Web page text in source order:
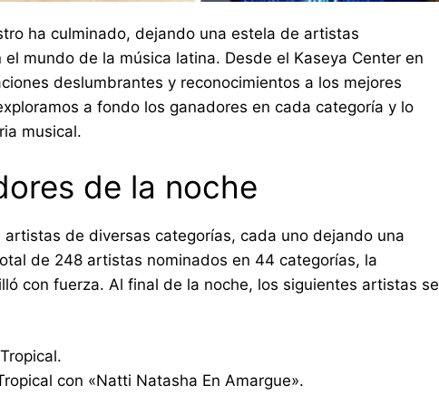
ha culminado, dejando una estela de artistas
mundo de la música latina. Desde el Kaseya Center en
deslumbrantes y reconocimientos a los mejores
a fondo los ganadores en cada categoría y lo
musical.
de la noche
de diversas categorías, cada uno dejando una
de 248 artistas nominados en 44 categorías, la
con fuerza. Al final de la noche, los siguientes artistas se
con «Natti Natasha En Amargue».